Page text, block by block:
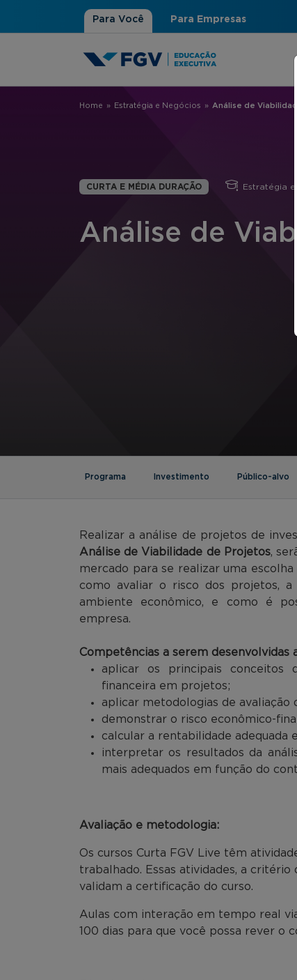
Para Você Para Empresas
Você está aqui
Home » Estratégia e Negócios » Análise de
CURTA E MÉDIA DURAÇÃO Estratégia
Análise de
Programa Investimento Público-alvo
Realizar a análise de projetos de
Análise de Viabilidade de Projetos,
mercado para se realizar uma
como avaliar o risco dos projetos,
ambiente econômico, e como é
empresa.
Competências a serem desenvolvidas
aplicar os principais conceitos
financeira em projetos;
aplicar metodologias de avaliação
demonstrar o risco econômico-
calcular a rentabilidade adequada
interpretar os resultados da
mais adequados em função do
Avaliação e metodologia:
Os cursos Curta FGV Live têm
trabalhado. Essas atividades, a
validam a certificação do curso.
Aulas com interação em tempo real
100 dias para que você possa rever o